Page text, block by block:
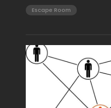
Escape Room